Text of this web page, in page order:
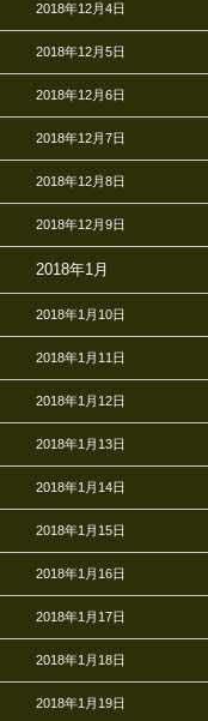
2018年12月4日
2018年12月5日
2018年12月6日
2018年12月7日
2018年12月8日
2018年12月9日
2018年1月
2018年1月10日
2018年1月11日
2018年1月12日
2018年1月13日
2018年1月14日
2018年1月15日
2018年1月16日
2018年1月17日
2018年1月18日
2018年1月19日